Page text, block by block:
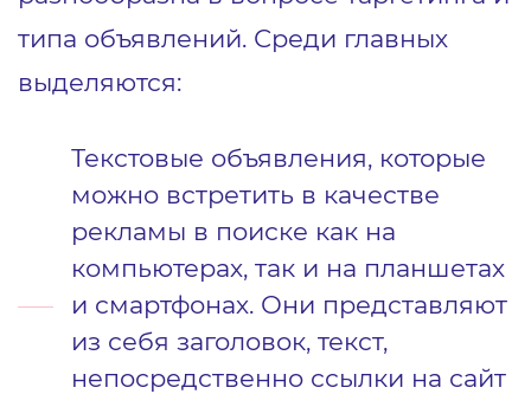
типа объявлений. Среди главных
выделяются:
Текстовые объявления, которые
можно встретить в качестве
рекламы в поиске как на
компьютерах, так и на планшетах
и смартфонах. Они представляют
из себя заголовок, текст,
непосредственно ссылки на сайт